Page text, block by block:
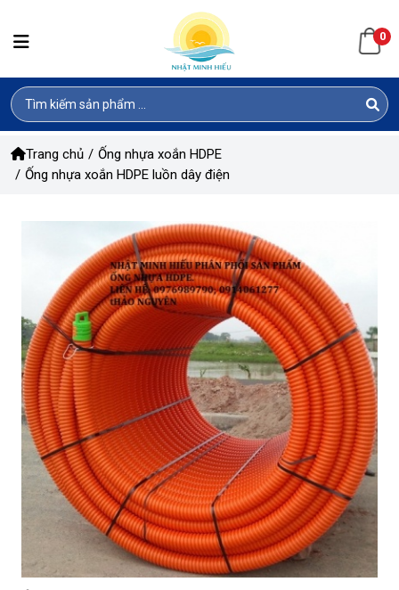
0
Trang chủ / Ống nhựa xoắn HDPE
/ Ống nhựa xoắn HDPE luồn dây điện